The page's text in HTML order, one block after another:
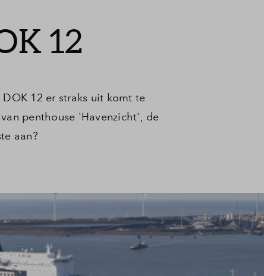
12
12 er straks uit komt te
penthouse 'Havenzicht', de
aan?